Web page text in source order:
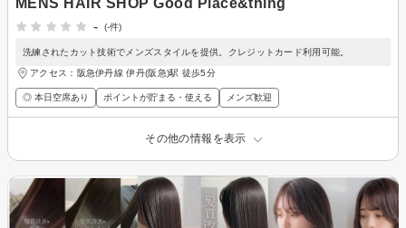
-
(-件)
洗練されたカット技術でメンズスタイルを提供。クレジットカード利用可能。
アクセス：阪急伊丹線 伊丹(阪急)駅 徒歩5分
◎ 本日空席あり ポイントが貯まる・使える メンズ歓迎
その他の情報を表示